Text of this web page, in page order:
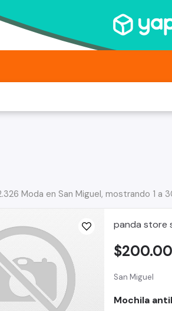
Moda en San Miguel, mostrando 1 a
panda store
San Miguel
Mochila